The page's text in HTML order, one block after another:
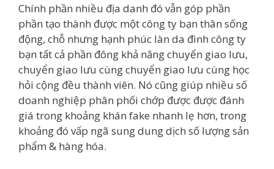
Chính phần nhiều địa danh đó vẫn góp phần
phần tạo thành được một công ty bạn thân sống
động, chỗ nhưng hạnh phúc làn da đình công ty
bạn tất cả phần đông khả năng chuyển giao lưu,
chuyển giao lưu cùng chuyển giao lưu cùng học
hỏi cộng đều thành viên. Nó cũng giúp nhiều số
doanh nghiệp phân phối chớp được được đánh
giá trong khoảng khán fake nhanh lẹ hơn, trong
khoảng đó vấp ngã sung dung dịch số lượng sản
phẩm & hàng hóa.